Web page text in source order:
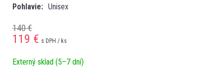
Pohlavie
Unisex
140 €
119 € s DPH / ks
Externý sklad (5–7 dní)